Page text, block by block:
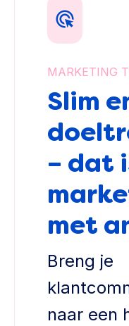
MARKETING
Slim
– dat
met
Breng je
naar een